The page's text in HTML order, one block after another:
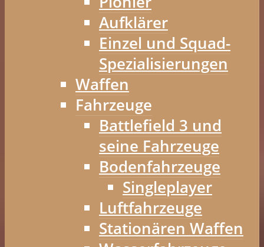
Aufklärer
Einzel und Squad-
Spezialisierungen
Waffen
Fahrzeuge
Battlefield 3 und
seine Fahrzeuge
Bodenfahrzeuge
Singleplayer
Luftfahrzeuge
Stationären Waffen